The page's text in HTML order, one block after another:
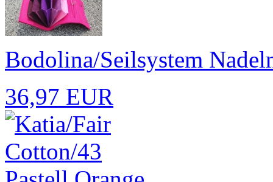
Bodolina/Seilsystem
36,97 EUR